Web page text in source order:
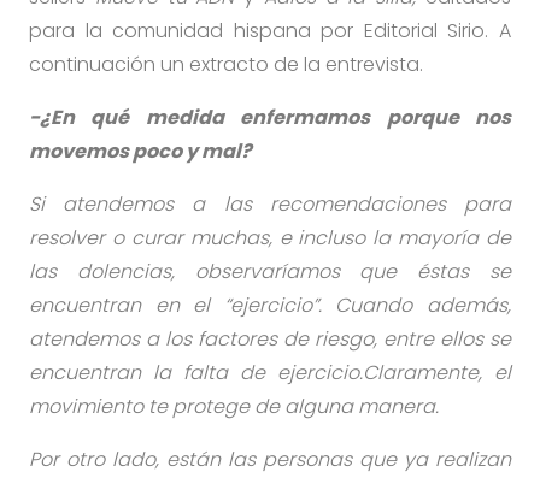
para la comunidad hispana por Editorial Sirio. A
continuación un extracto de la entrevista.
-¿En qué medida enfermamos porque nos
movemos poco y mal?
Si atendemos a las recomendaciones para
resolver o curar muchas, e incluso la mayoría de
las dolencias, observaríamos que éstas se
encuentran en el “ejercicio”. Cuando además,
atendemos a los factores de riesgo, entre ellos se
encuentran la falta de ejercicio.Claramente, el
movimiento te protege de alguna manera.
Por otro lado, están las personas que ya realizan